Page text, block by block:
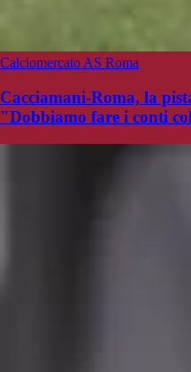
Calciomercato AS Roma
Cacciamani-Roma, la
"Dobbiamo fare i conti